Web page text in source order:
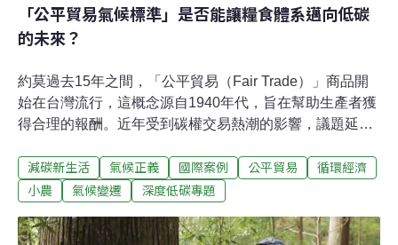
「公平貿易氣候標準」是否能讓糧食體系邁向低碳
的未來？
約莫過去15年之間，「公平貿易（Fair Trade）」商品開
始在台灣流行，這概念源自1940年代，旨在幫助生產者獲
得合理的報酬。近年受到碳權交易熱潮的影響，議題延伸
理的報酬，同時也為減碳盡更多心力。今年聯合國氣候大
會（COP27）有不少關於糧食策略的討論。其中一場週邊
金標準（Gold Standard）」放在一起討論。與會的組織旨
減碳新生活 氣候正義 國際案例 公平貿易
循環經濟
小農
氣候變遷 深度低碳專題